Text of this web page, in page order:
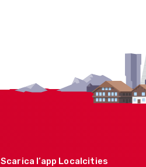
Scarica l’app Localcities